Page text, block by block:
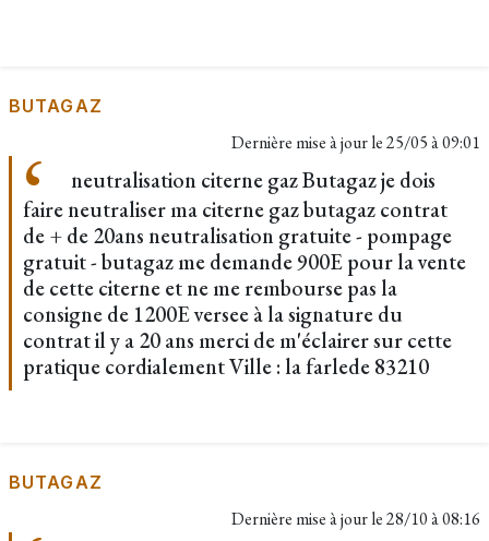
BUTAGAZ
Dernière mise à jour le25/05 à 09:01
neutralisation citerne gaz Butagaz je dois
faire neutraliser ma citerne gaz butagaz contrat
de + de 20ans neutralisation gratuite - pompage
gratuit - butagaz me demande 900E pour la vente
de cette citerne et ne me rembourse pas la
consigne de 1200E versee à la signature du
contrat il y a 20 ans merci de m'éclairer sur cette
pratique cordialement Ville : la farlede 83210
BUTAGAZ
Dernière mise à jour le28/10 à 08:16